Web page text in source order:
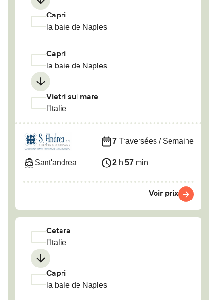
Capri
la baie de Naples
Capri
la baie de Naples
Vietri sul mare
l'Italie
Sant'andrea
7 Traversées / Semaine
2 h 57 min
Voir prix
Cetara
l'Italie
Capri
la baie de Naples